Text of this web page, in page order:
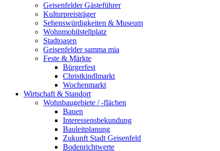
Geisenfelder Gästeführer
Kulturpreisträger
Sehenswürdigkeiten & Museum
Wohnmobilstellplatz
Stadtoasen
Geisenfelder samma mia
Feste & Märkte
Bürgerfest
Christkindlmarkt
Wochenmarkt
Wirtschaft & Standort
Wohnbaugebiete / -flächen
Bauen
Interessensbekundung
Bauleitplanung
Zukunft Stadt Geisenfeld
Bodenrichtwerte